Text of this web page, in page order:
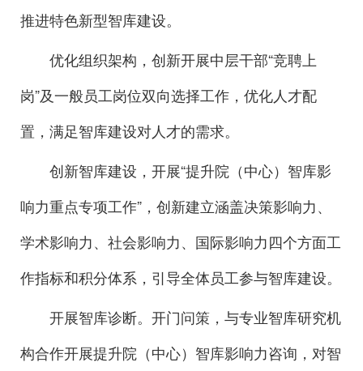
推进特色新型智库建设。
优化组织架构，创新开展中层干部“竞聘上
岗”及一般员工岗位双向选择工作，优化人才配
置，满足智库建设对人才的需求。
创新智库建设，开展“提升院（中心）智库影
响力重点专项工作”，创新建立涵盖决策影响力、
学术影响力、社会影响力、国际影响力四个方面工
作指标和积分体系，引导全体员工参与智库建设。
开展智库诊断。开门问策，与专业智库研究机
构合作开展提升院（中心）智库影响力咨询，对智